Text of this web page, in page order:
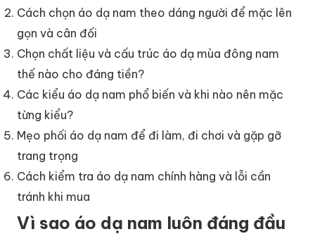
Cách chọn áo dạ nam theo dáng người để mặc lên
gọn và cân đối
Chọn chất liệu và cấu trúc áo dạ mùa đông nam
thế nào cho đáng tiền?
Các kiểu áo dạ nam phổ biến và khi nào nên mặc
từng kiểu?
Mẹo phối áo dạ nam để đi làm, đi chơi và gặp gỡ
trang trọng
Cách kiểm tra áo dạ nam chính hàng và lỗi cần
tránh khi mua
Vì sao áo dạ nam luôn đáng đầu